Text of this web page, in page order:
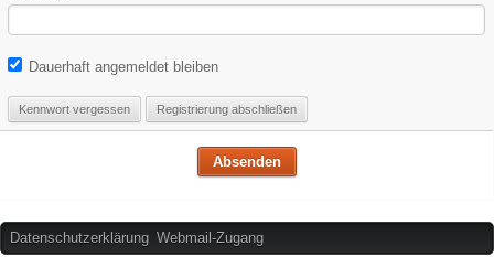
Dauerhaft angemeldet bleiben
Kennwort vergessen Registrierung abschließen
Datenschutzerklärung Webmail-Zugang